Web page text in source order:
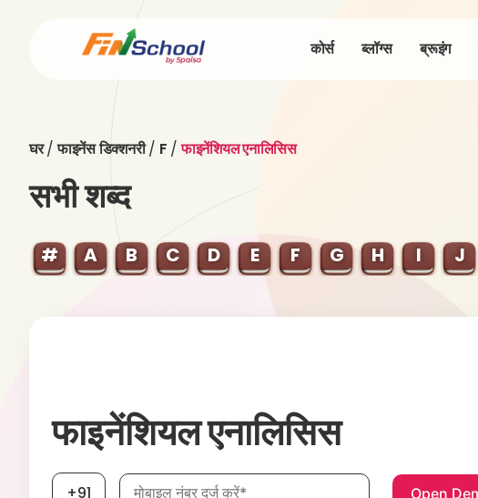
कोर्स ब्लॉग्स ब्रूइंग
घर/फाइनेंस डिक्शनरी/ F /फाइनेंशियल एनालिसिस
सभी शब्द
# A B C D E F G H I J
फाइनेंशियल एनालिसिस
+91 मोबाइल नंबर आवश्यक है